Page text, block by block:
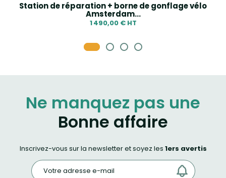
Station de réparation + borne de gonflage vélo
Amsterdam...
1 490,00 € HT
Ne manquez pas une
Bonne affaire
Inscrivez-vous sur la newsletter et soyez les 1ers avertis